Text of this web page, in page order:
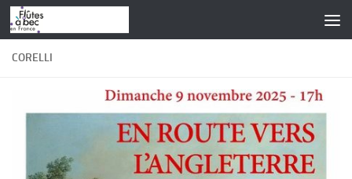
Skip to content
CORELLI